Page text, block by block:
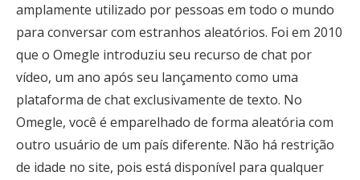
amplamente utilizado por pessoas em todo o mundo
para conversar com estranhos aleatórios. Foi em 2010
que o Omegle introduziu seu recurso de chat por
vídeo, um ano após seu lançamento como uma
plataforma de chat exclusivamente de texto. No
Omegle, você é emparelhado de forma aleatória com
outro usuário de um país diferente. Não há restrição
de idade no site, pois está disponível para qualquer